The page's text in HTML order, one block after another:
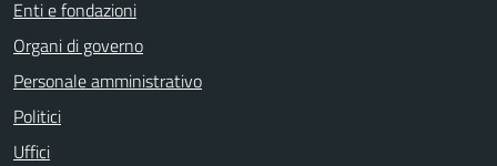
Enti e fondazioni
Organi di governo
Personale amministrativo
Politici
Uffici